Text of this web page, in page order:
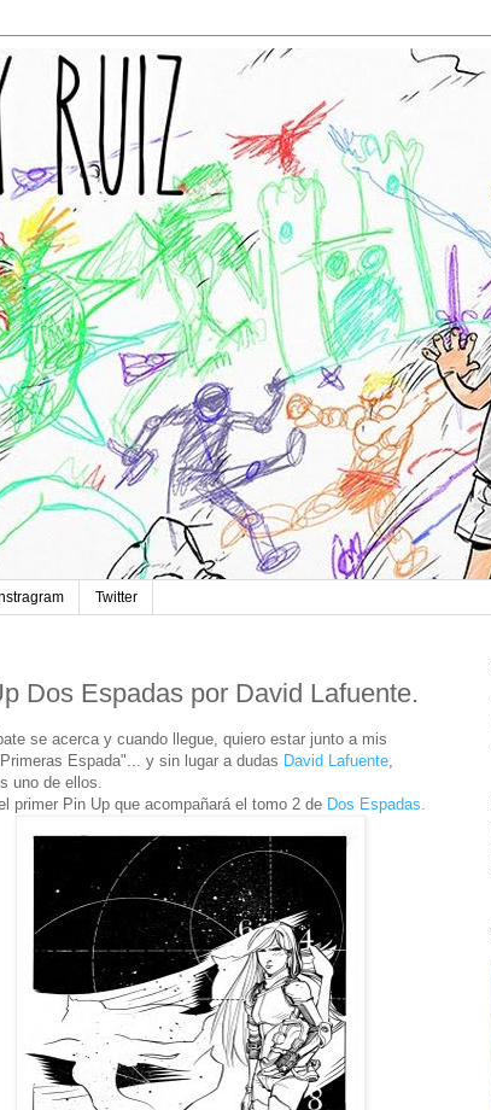
Twitter
Dos Espadas por David Lafuente.
se acerca y cuando llegue, quiero estar junto a mis
Espada"... y sin lugar a dudas David Lafuente,
uno de ellos.
primer Pin Up que acompañará el tomo 2 de Dos Espadas.